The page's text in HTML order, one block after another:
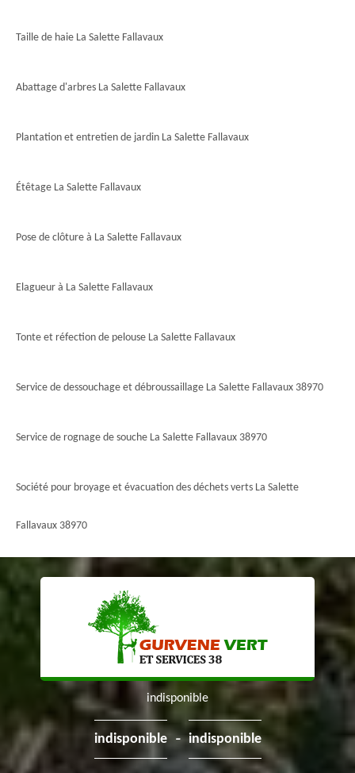
Taille de haie La Salette Fallavaux
Abattage d'arbres La Salette Fallavaux
Plantation et entretien de jardin La Salette Fallavaux
Étêtage La Salette Fallavaux
Pose de clôture à La Salette Fallavaux
Elagueur à La Salette Fallavaux
Tonte et réfection de pelouse La Salette Fallavaux
Service de dessouchage et débroussaillage La Salette Fallavaux 38970
Service de rognage de souche La Salette Fallavaux 38970
Société pour broyage et évacuation des déchets verts La Salette
Fallavaux 38970
indisponible
indisponible - indisponible